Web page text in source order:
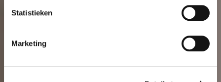
Statistieken
Marketing